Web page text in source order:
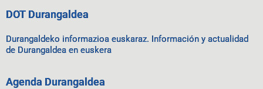
DOT Durangaldea
Durangaldeko informazioa euskaraz. Información y actualidad
de Durangaldea en euskera
Agenda Durangaldea